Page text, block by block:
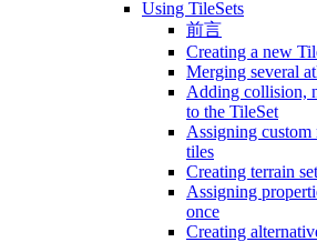
Using TileSets
前言
Creating a new
Merging several
Adding collision,
to the TileSet
Assigning custom
tiles
Creating terrain
Assigning
once
Creating